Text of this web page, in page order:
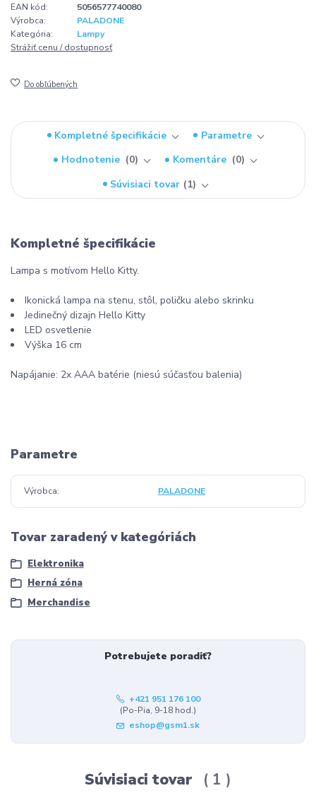
EAN kód:
5056577740080
Výrobca:
PALADONE
Kategória:
Lampy
Strážiť cenu / dostupnosť
Do obľúbených
Kompletné špecifikácie
Parametre
Hodnotenie
0 Komentáre
0
Súvisiaci tovar
1
Kompletné špecifikácie
Lampa s motívom Hello Kitty.
Ikonická lampa na stenu, stôl, poličku alebo skrinku
Jedinečný dizajn Hello Kitty
LED osvetlenie
Výška 16 cm
Napájanie: 2x AAA batérie (niesú súčasťou balenia)
Parametre
Výrobca PALADONE
Tovar zaradený v kategóriách
Elektronika
Herná zóna
Merchandise
Potrebujete poradiť?
+421 951 176 100
(Po-Pia, 9-18 hod.)
eshop@gsm1.sk
Súvisiaci tovar 1